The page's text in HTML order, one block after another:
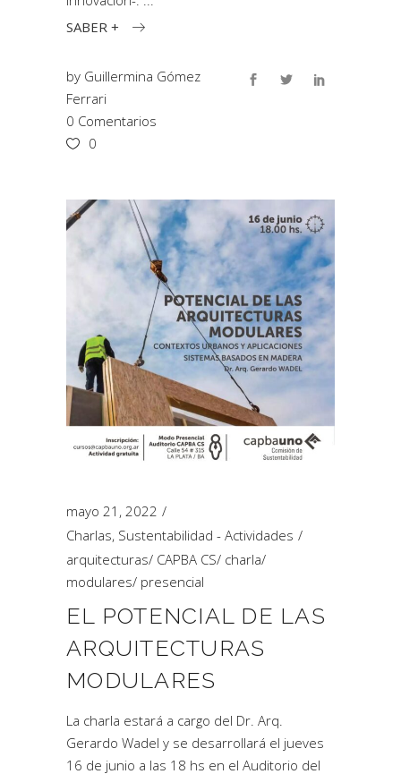
SABER +
by Guillermina Gómez
Ferrari
0 Comentarios
0
mayo 21, 2022
Charlas, Sustentabilidad - Actividades
arquitecturas/ CAPBA CS/ charla/
modulares/ presencial
EL POTENCIAL DE LAS
ARQUITECTURAS
MODULARES
La charla estará a cargo del Dr. Arq.
Gerardo Wadel y se desarrollará el jueves
16 de junio a las 18 hs en el Auditorio del